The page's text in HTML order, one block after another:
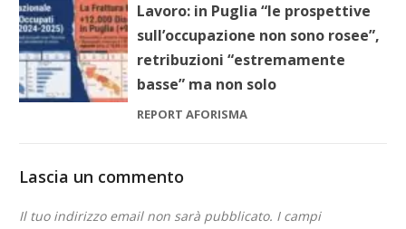
Lavoro: in Puglia “le prospettive
sull’occupazione non sono rosee”,
retribuzioni “estremamente
basse” ma non solo
REPORT AFORISMA
Lascia un commento
Il tuo indirizzo email non sarà pubblicato. I campi